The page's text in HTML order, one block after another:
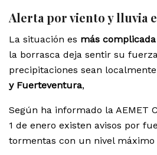
Alerta por viento y lluvia
La situación es más complicada
la borrasca deja sentir su
precipitaciones sean
y Fuerteventura,
Según ha informado la AEMET
1 de enero existen avisos por
tormentas con un nivel máximo